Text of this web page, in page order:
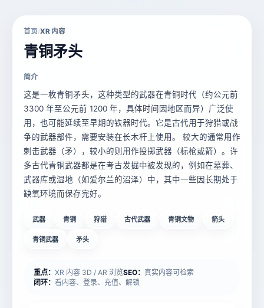
首页/XR 内容
青铜矛头
简介
这是一枚青铜矛头，这种类型的武器在青铜时代（约公元前
3300 年至公元前 1200 年，具体时间因地区而异）广泛使
用，也可能延续至早期的铁器时代。它是古代用于狩猎或战
争的武器部件，需要安装在长木杆上使用。 较大的通常用作
刺击武器（矛），较小的则用作投掷武器（标枪或箭）。许
多古代青铜武器都是在考古发掘中被发现的，例如在墓葬、
武器库或湿地（如爱尔兰的沼泽）中，其中一些因长期处于
缺氧环境而保存完好。
武器 青铜 狩猎 古代武器 青铜文物 箭头
青铜武器 矛头
重点： XR 内容 3D / AR 浏览SEO： 真实内容可检索
闭环： 看内容、登录、充值、解锁